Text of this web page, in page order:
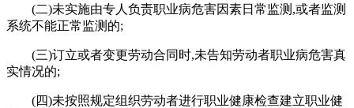
(二)未实施由专人负责职业病危害因素日常监测,或者监测
系统不能正常监测的;
(三)订立或者变更劳动合同时,未告知劳动者职业病危害真
实情况的;
(四)未按照规定组织劳动者进行职业健康检查建立职业健